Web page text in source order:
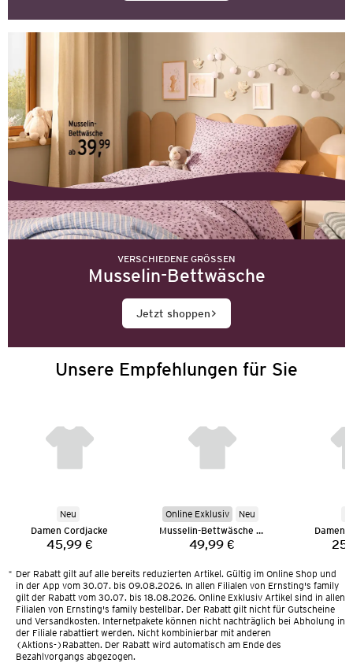
VERSCHIEDENE GRÖSSEN
Musselin-Bettwäsche
Jetzt shoppen
Unsere Empfehlungen für Sie
Neu
Damen Cordjacke
Preis:
45,99 €
Online Exklusiv
Neu
Musselin-Bettwäsche 135 x 200 cm
Preis:
49,99 €
Damen
* Der Rabatt gilt auf alle bereits reduzierten Artikel. Gültig im Online Shop und
in der App vom 30.07. bis 09.08.2026. In allen Filialen von Ernsting's family
gilt der Rabatt vom 30.07. bis 18.08.2026. Online Exklusiv Artikel sind in allen
Filialen von Ernsting's family bestellbar. Der Rabatt gilt nicht für Gutscheine
und Versandkosten. Internetpakete können nicht nachträglich bei Abholung in
der Filiale rabattiert werden. Nicht kombinierbar mit anderen
(Aktions-)Rabatten. Der Rabatt wird automatisch am Ende des
Bezahlvorgangs abgezogen.